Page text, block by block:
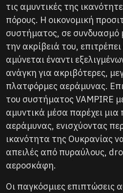
τις αμυντικές της
πόρους. Η οικονομική
συστήματος, σε συνδυασμό
την ακρίβειά του,
αμύνεται έναντι
ανάγκη για ακριβότερες,
πλατφόρμες αεράμυνας.
του συστήματος VAMPIRE
αμυντικά μέσα παρέχει
αεράμυνας, ενισχύοντας
ικανότητα της Ουκρανίας
απειλές από πυραύλους,
αεροσκάφη.
Οι παγκόσμιες επιπτώσεις